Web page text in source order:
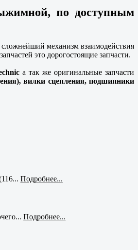
по доступным
сложнейший механизм взаимодействия
это дорогостоящие запчасти.
а так же оригинальные запчасти
вилки сцепления, подшипники
Подробнее...
Подробнее...